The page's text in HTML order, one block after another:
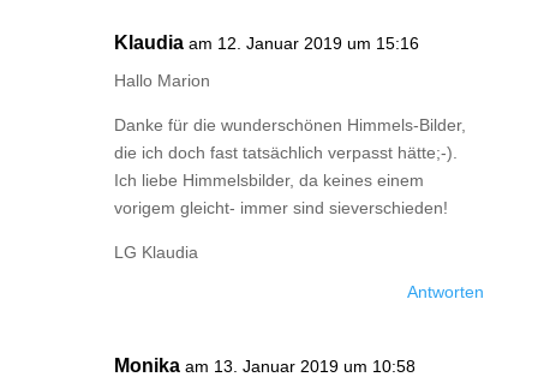
Klaudia am 12. Januar 2019 um 15:16
Hallo Marion
Danke für die wunderschönen Himmels-Bilder,
die ich doch fast tatsächlich verpasst hätte;-).
Ich liebe Himmelsbilder, da keines einem
vorigem gleicht- immer sind sieverschieden!
LG Klaudia
Antworten
Monika am 13. Januar 2019 um 10:58